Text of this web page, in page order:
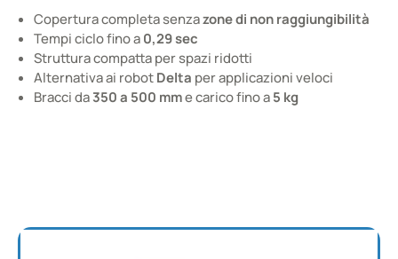
Robots Orbitali
Robot veloci senza zone di non raggiungibilità
Copertura completa senzazone di non raggiungibilità
Tempi ciclo fino a0,29 sec
Struttura compatta per spazi ridotti
Alternativa ai robotDelta per applicazioni veloci
Bracci da350 a 500 mme carico fino a5 kg